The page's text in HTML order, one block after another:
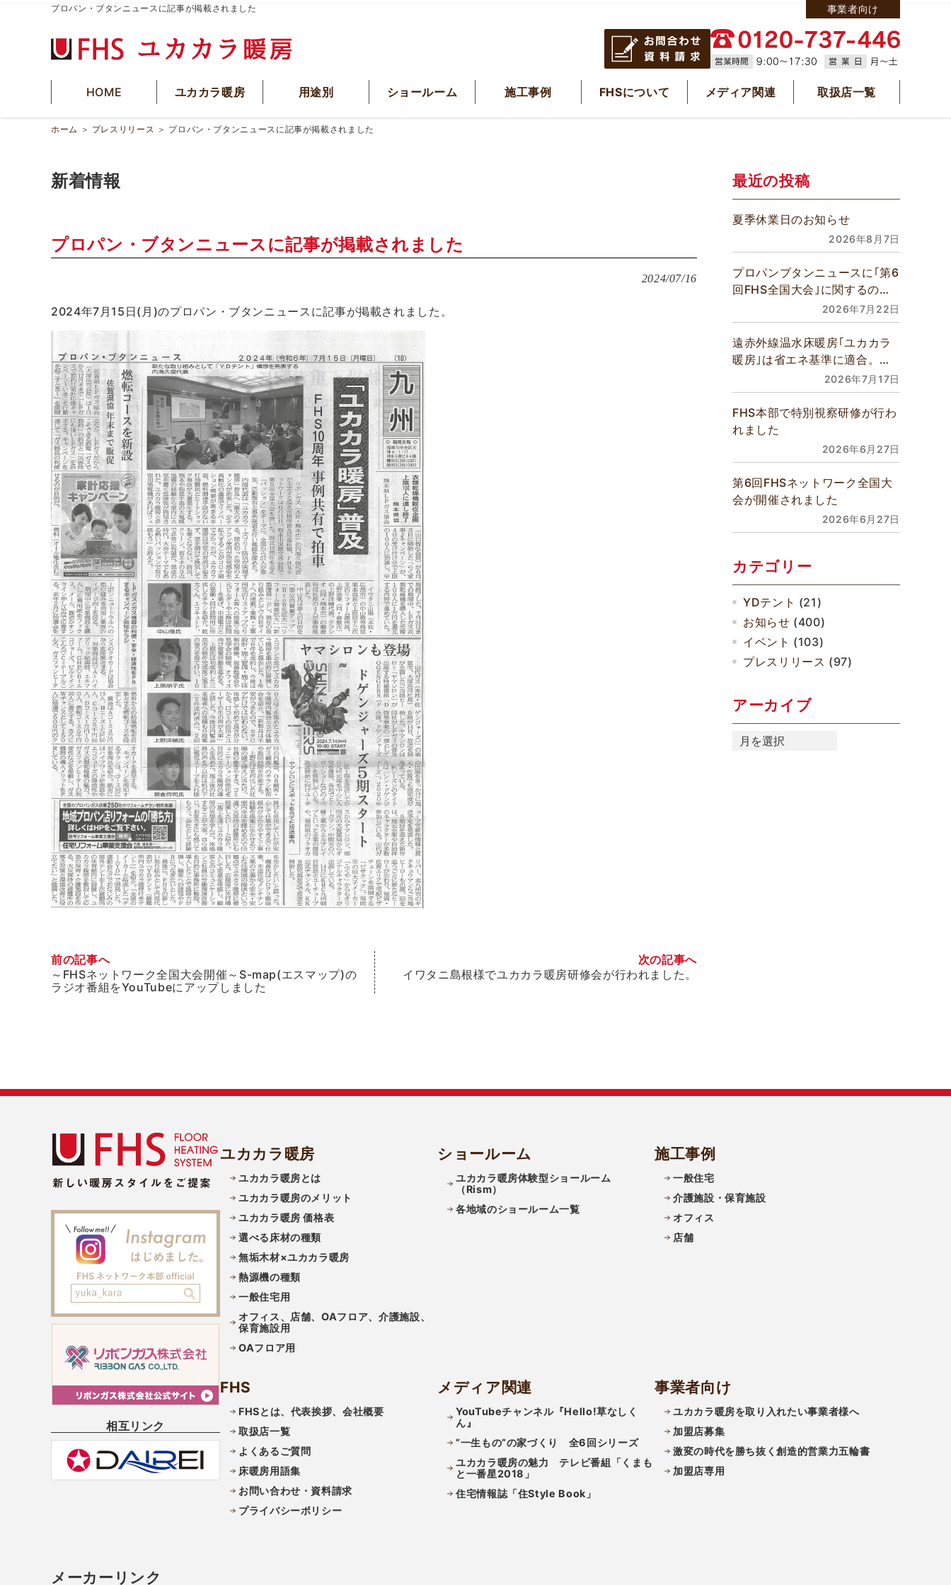
プロパン・ブタンニュースに記事が掲載されました 事業者向け
HOME ユカカラ暖房 用途別 ショールーム 施工事例 FHSについて メディア関連 取扱店一覧
ホーム ＞ プレスリリース ＞ プロパン・ブタンニュースに記事が掲載されました
新着情報
プロパン・ブタンニュースに記事が掲載されました
2024/07/16
2024年7月15日(月)のプロパン・ブタンニュースに記事が掲載されました。
前の記事へ
～FHSネットワーク全国大会開催～S-map(エスマップ)の
ラジオ番組をYouTubeにアップしました
次の記事へ
イワタニ島根様でユカカラ暖房研修会が行われました。
最近の投稿
夏季休業日のお知らせ
2026年8月7日
プロパンブタンニュースに｢第6
回FHS全国大会｣に関するの記
事が掲載されました2026年7月22日
遠赤外線温水床暖房｢ユカカラ
暖房｣は省エネ基準に適合。全
館床暖房などあらゆるご要望に
対応できます
2026年7月17日
FHS本部で特別視察研修が行わ
れました
2026年6月27日
第6回FHSネットワーク全国大
会が開催されました
2026年6月27日
カテゴリー
YDテント (21)
お知らせ (400)
イベント (103)
プレスリリース (97)
アーカイブ
ア
ー
相互リンク
ユカカラ暖房
ユカカラ暖房とは
ユカカラ暖房のメリット
ユカカラ暖房 価格表
選べる床材の種類
無垢木材×ユカカラ暖房
熱源機の種類
一般住宅用
オフィス、店舗、OAフロア、介護施設、
保育施設用
OAフロア用
ショールーム
ユカカラ暖房体験型ショールーム
（Rism）
各地域のショールーム一覧
施工事例
一般住宅
介護施設・保育施設
オフィス
店舗
FHS
FHSとは、代表挨拶、会社概要
取扱店一覧
よくあるご質問
床暖房用語集
お問い合わせ・資料請求
プライバシーポリシー
メディア関連
YouTubeチャンネル『Hello!草なしく
ん』
”一生もの”の家づくり 全6回シリーズ
ユカカラ暖房の魅力 テレビ番組「くまも
と一番星2018」
住宅情報誌「住Style Book」
事業者向け
ユカカラ暖房を取り入れたい事業者様へ
加盟店募集
激変の時代を勝ち抜く創造的営業力五輪書
加盟店専用
メーカーリンク